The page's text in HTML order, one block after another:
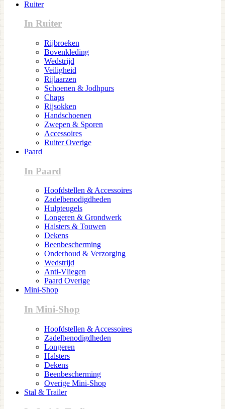
Ruiter
In Ruiter
Rijbroeken
Bovenkleding
Wedstrijd
Veiligheid
Rijlaarzen
Schoenen & Jodhpurs
Chaps
Rijsokken
Handschoenen
Zwepen & Sporen
Accessoires
Ruiter Overige
Paard
In Paard
Hoofdstellen & Accessoires
Zadelbenodigdheden
Hulpteugels
Longeren & Grondwerk
Halsters & Touwen
Dekens
Beenbescherming
Onderhoud & Verzorging
Wedstrijd
Anti-Vliegen
Paard Overige
Mini-Shop
In Mini-Shop
Hoofdstellen & Accessoires
Zadelbenodigdheden
Longeren
Halsters
Dekens
Beenbescherming
Overige Mini-Shop
Stal & Trailer